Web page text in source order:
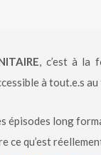
, c’est à la
à tout.e.s
épisodes long
ce qu’est